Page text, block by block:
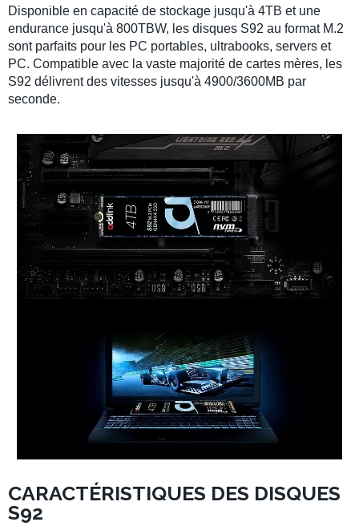
Disponible en capacité de stockage jusqu'à 4TB et une
endurance jusqu'à 800TBW, les disques S92 au format M.2
sont parfaits pour les PC portables, ultrabooks, servers et
PC. Compatible avec la vaste majorité de cartes mères, les
S92 délivrent des vitesses jusqu'à 4900/3600MB par
seconde.
CARACTÉRISTIQUES DES DISQUES
S92